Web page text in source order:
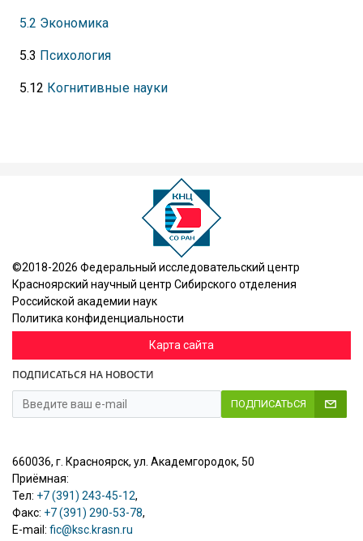
5.2 Экономика
5.3 Психология
5.12 Когнитивные науки
©2018-2026 Федеральный исследовательский центр
Красноярский научный центр Сибирского отделения
Российской академии наук
Политика конфиденциальности
Карта сайта
ПОДПИСАТЬСЯ НА НОВОСТИ
ПОДПИСАТЬСЯ
660036, г. Красноярск, ул. Академгородок, 50
Приёмная:
Тел: +7 (391) 243-45-12,
Факс: +7 (391) 290-53-78,
E-mail: fic@ksc.krasn.ru